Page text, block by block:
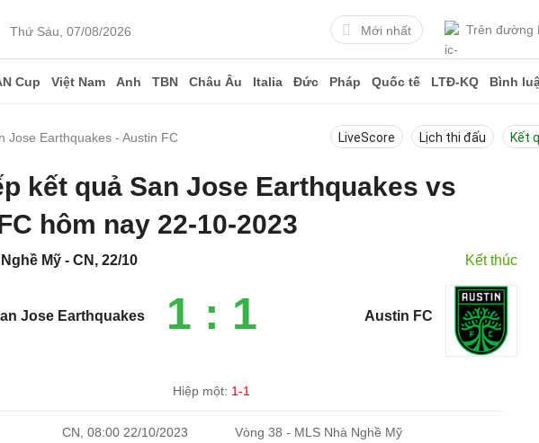
Thứ Sáu, 07/08/2026 Mới nhất Trên đường
Cup Việt Nam Anh TBN Châu Âu Italia Đức Pháp Quốc tế LTĐ-KQ Bình
Jose Earthquakes - Austin FC LiveScore Lịch thi đấu Kết
kết quả San Jose Earthquakes vs
hôm nay 22-10-2023
Mỹ - CN, 22/10 Kết thúc
Jose Earthquakes 1 : 1 Austin FC
Hiệp một: 1-1
CN, 08:00 22/10/2023
Vòng 38 - MLS Nhà Nghề Mỹ